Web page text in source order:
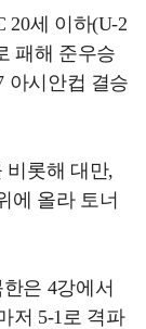
20세 이하(U-2
패해 준우승
아시안컵 결승
비롯해 대만,
에 올라 토너
은 4강에서
저 5-1로 격파